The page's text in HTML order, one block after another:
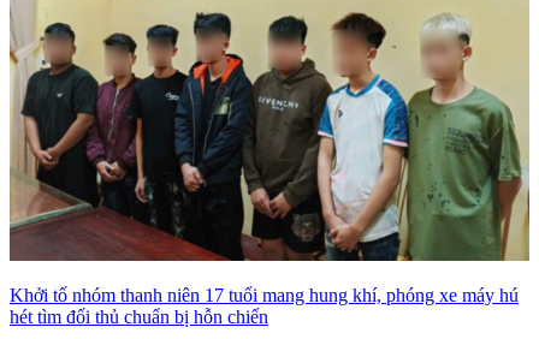
Khởi tố nhóm thanh niên 17 tuổi mang hung khí, phóng xe máy hú
hét tìm đối thủ chuẩn bị hỗn chiến